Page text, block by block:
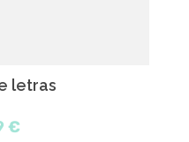
letras
€